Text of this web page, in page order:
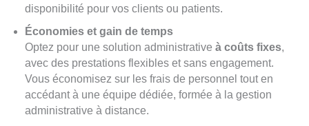
disponibilité pour vos clients ou patients.
Économies et gain de temps
Optez pour une solution administrative à coûts fixes,
avec des prestations flexibles et sans engagement.
Vous économisez sur les frais de personnel tout en
accédant à une équipe dédiée, formée à la gestion
administrative à distance.